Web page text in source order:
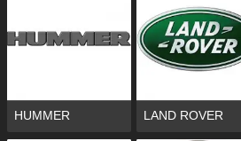
HUMMER LAND ROVER